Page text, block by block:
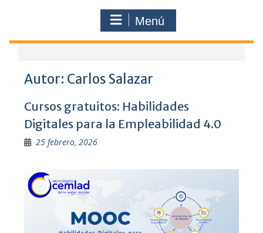
Menú
Autor: Carlos Salazar
Cursos gratuitos: Habilidades
Digitales para la Empleabilidad 4.0
25 febrero, 2026